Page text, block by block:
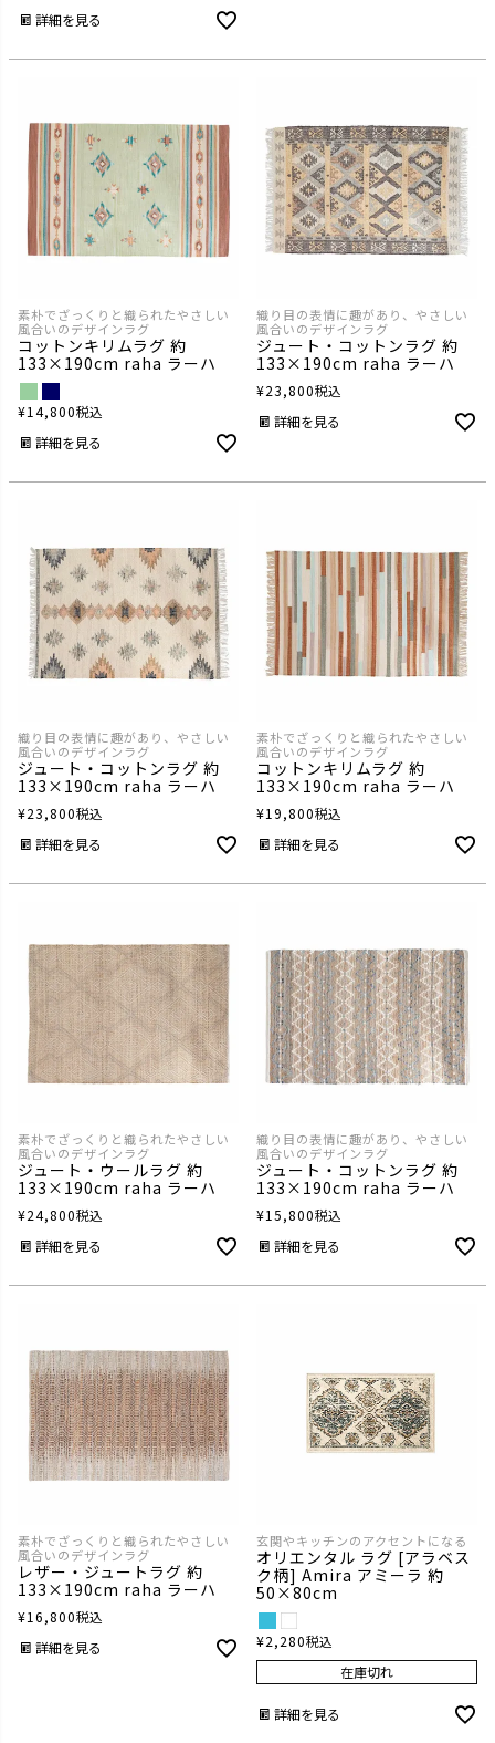
詳細を見る
素朴でざっくりと織られたやさしい
風合いのデザインラグ
コットンキリムラグ 約
133×190cm raha ラーハ
¥14,800税込
詳細を見る
織り目の表情に趣があり、やさしい
風合いのデザインラグ
ジュート・コットンラグ 約
133×190cm raha ラーハ
¥23,800税込
詳細を見る
織り目の表情に趣があり、やさしい
風合いのデザインラグ
ジュート・コットンラグ 約
133×190cm raha ラーハ
¥23,800税込
詳細を見る
素朴でざっくりと織られたやさしい
風合いのデザインラグ
コットンキリムラグ 約
133×190cm raha ラーハ
¥19,800税込
詳細を見る
素朴でざっくりと織られたやさしい
風合いのデザインラグ
ジュート・ウールラグ 約
133×190cm raha ラーハ
¥24,800税込
詳細を見る
織り目の表情に趣があり、やさしい
風合いのデザインラグ
ジュート・コットンラグ 約
133×190cm raha ラーハ
¥15,800税込
詳細を見る
素朴でざっくりと織られたやさしい
風合いのデザインラグ
レザー・ジュートラグ 約
133×190cm raha ラーハ
¥16,800税込
詳細を見る
玄関やキッチンのアクセントになる
オリエンタル ラグ [アラベス
ク柄] Amira アミーラ 約
50×80cm
¥2,280税込
在庫切れ
詳細を見る